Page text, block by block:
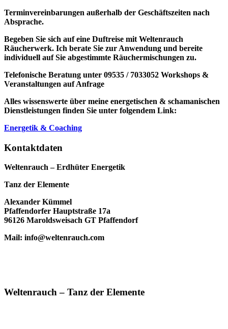
Terminvereinbarungen außerhalb der Geschäftszeiten nach
Absprache.
Begeben Sie sich auf eine Duftreise mit Weltenrauch
Räucherwerk. Ich berate Sie zur Anwendung und bereite
individuell auf Sie abgestimmte Räuchermischungen zu.
Telefonische Beratung unter 09535 / 7033052 Workshops &
Veranstaltungen auf Anfrage
Alles wissenswerte über meine energetischen & schamanischen
Dienstleistungen finden Sie unter folgendem Link:
Energetik & Coaching
Kontaktdaten
Weltenrauch – Erdhüter Energetik
Tanz der Elemente
Alexander Kümmel
Pfaffendorfer Hauptstraße 17a
96126 Maroldsweisach GT Pfaffendorf
Mail: info@weltenrauch.com
Weltenrauch – Tanz der Elemente